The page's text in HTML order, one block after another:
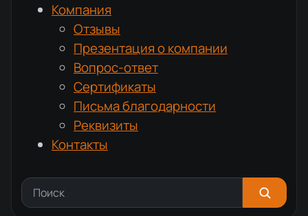
Компания
Отзывы
Презентация о компании
Вопрос-ответ
Сертификаты
Письма благодарности
Реквизиты
Контакты